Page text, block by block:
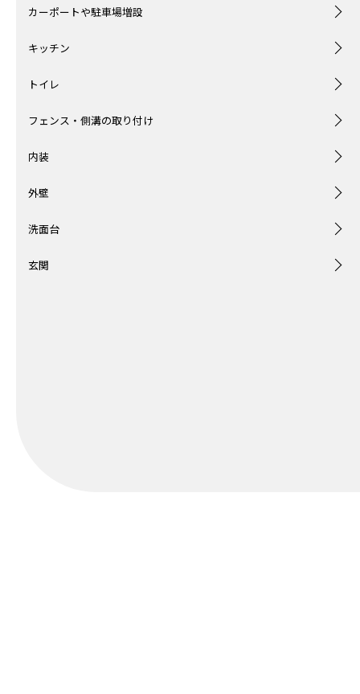
カーポートや駐車場増設
キッチン
トイレ
フェンス・側溝の取り付け
内装
外壁
洗面台
玄関